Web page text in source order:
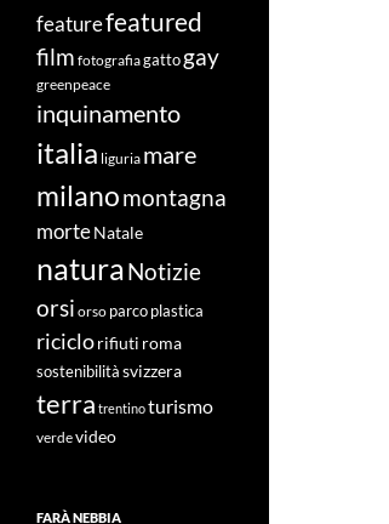
featurefeatured
film fotografiagatto gay
greenpeace
inquinamento
italia liguria mare
milanomontagna
morteNatale
naturaNotizie
orsi orso parco plastica
riciclorifiuti roma
sostenibilità svizzera
terra trentinoturismo
verdevideo
FARÀ NEBBIA